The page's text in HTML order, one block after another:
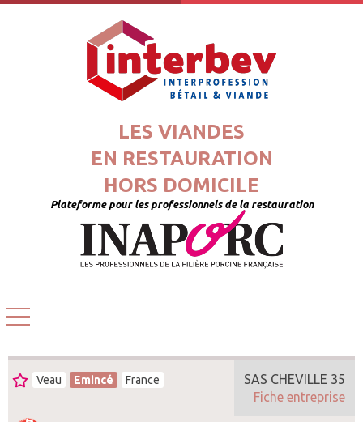
LES VIANDES
EN RESTAURATION
HORS DOMICILE
Plateforme pour les professionnels de la restauration
Veau Emincé France
SAS CHEVILLE 35
Fiche entreprise